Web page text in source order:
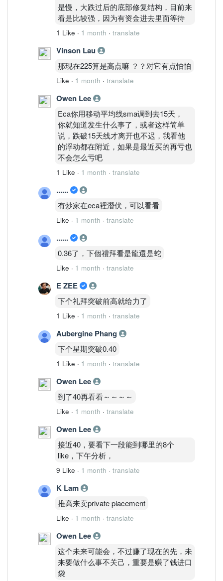
日线
MACD重新翻正
Fisher低位翻转
日线已从调整状态恢复。
4H
MACD黄金交叉
Fisher快速上升
价格重新站回云层
短周期启动确认。
————————
STRUCTURE LEVELS │ 关键结构位
Resistance
0.360
0.380
0.400
0.330
0.315
Failure Zone
跌破 0.300
CLIMB结构将明显受损。
————————
PATH A │ 延续 60%
结构逻辑：
周线与日线同步扩张。
核心逻辑：
若突破0.360，
————————
PATH B │ 过渡 25%
突破前整理。
核心逻辑：
价格继续在0.330～0.360之间换手。
等待资金进一步聚集。
————————
PATH C │ 反转 15%
结构逻辑：
突破失败。
核心逻辑：
跌回0.330以下。
————————
FAILURE PATH │ 失败路径
Trigger：
跌破 0.300
Risk：
CLIMB失效
Current：
未触发
————————
是慢，大跌过后的底部修复结构，目前来
看是比较强，因为有资金进去里面等待
1 Like · 1 month · translate
Vinson Lau
那现在225算是高点嘛 ？？对它有点怕怕
Like · 1 month · translate
Owen Lee
Eca你用移动平均线sma调到去15天，
你就知道发生什么事了，或者这样简单
说，跌破15天线才离开也不迟，我看他
的浮动都在附近，如果是最近买的再亏也
不会怎么亏吧
1 Like · 1 month · translate
......
有炒家在eca裡潛伏，可以看看
Like · 1 month · translate
......
0.36了，下個禮拜看是龍還是蛇
Like · 1 month · translate
E ZEE
下个礼拜突破前高就给力了
1 Like · 1 month · translate
Aubergine Phang
下个星期突破0.40
1 Like · 1 month · translate
Owen Lee
到了40再看看～～～～
Like · 1 month · translate
Owen Lee
接近40，要看下一段能到哪里的8个
like，下午分析，
9 Like · 1 month · translate
K Lam
推高来卖private placement
Like · 1 month · translate
Owen Lee
这个未来可能会，不过赚了现在的先，未
来要做什么事不关己，重要是赚了钱进口
袋